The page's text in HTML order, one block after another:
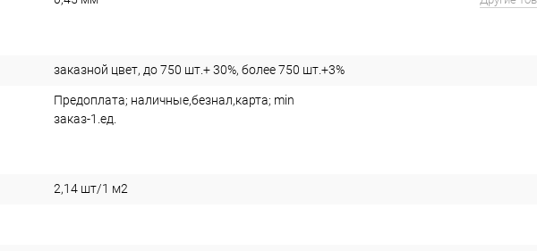
заказной цвет, до 750 шт.+ 30%, более 750 шт.+3%
Предоплата; наличные,безнал,карта; min
заказ-1.ед.
2,14 шт/1 м2